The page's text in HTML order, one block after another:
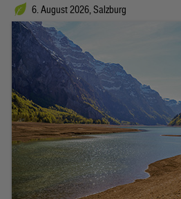
6. August 2026, Salzburg